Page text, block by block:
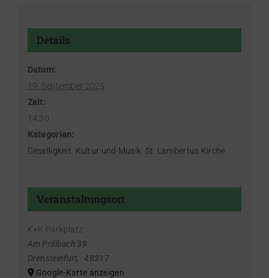
Details
Datum:
19. September 2025
Zeit:
14:30
Kategorien:
Geselligkeit Kultur und Musik St. Lambertus Kirche
Veranstaltungsort
K+K Parkplatz
Am Prillbach 39
Drensteinfurt,
48317
Google-Karte anzeigen